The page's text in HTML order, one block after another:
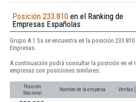
Posición 233.810 en el Ranking de
Empresas Españolas
Grupo A 1 Sa se encuentra en la posición
Empresas.
A continuación podrá consultar la posición en el
empresas con posiciones similares:
Posición
Nacional
Nombre de la empresa Ventas